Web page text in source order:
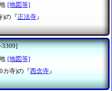
[地図等]
)の『正法寺 』
3309]
[地図等]
カ寺)の『西念寺』